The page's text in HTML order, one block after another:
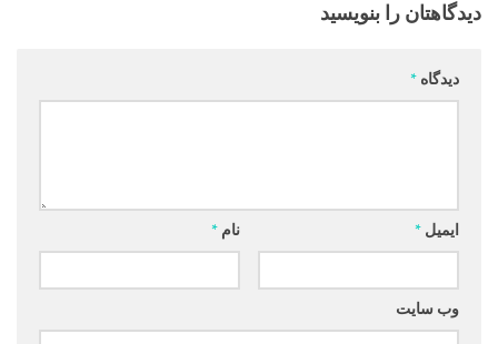
دیدگاهتان را بنویسید
دیدگاه *
نام * ایمیل *
وب‌ سایت